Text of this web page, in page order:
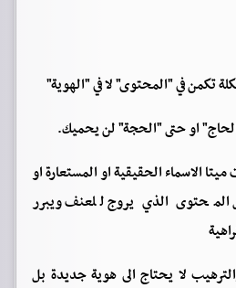
تكمن في "المحتوى" لا في "الهوية"
او حتى "الحجة" لن يحميك.
الاسماء الحقيقية او المستعارة او
المحتوى الذي يروج للعنف ويبرر
لا يحتاج الى هوية جديدة بل